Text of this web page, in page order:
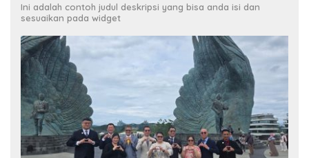
Ini adalah contoh judul deskripsi yang bisa anda isi dan
sesuaikan pada widget